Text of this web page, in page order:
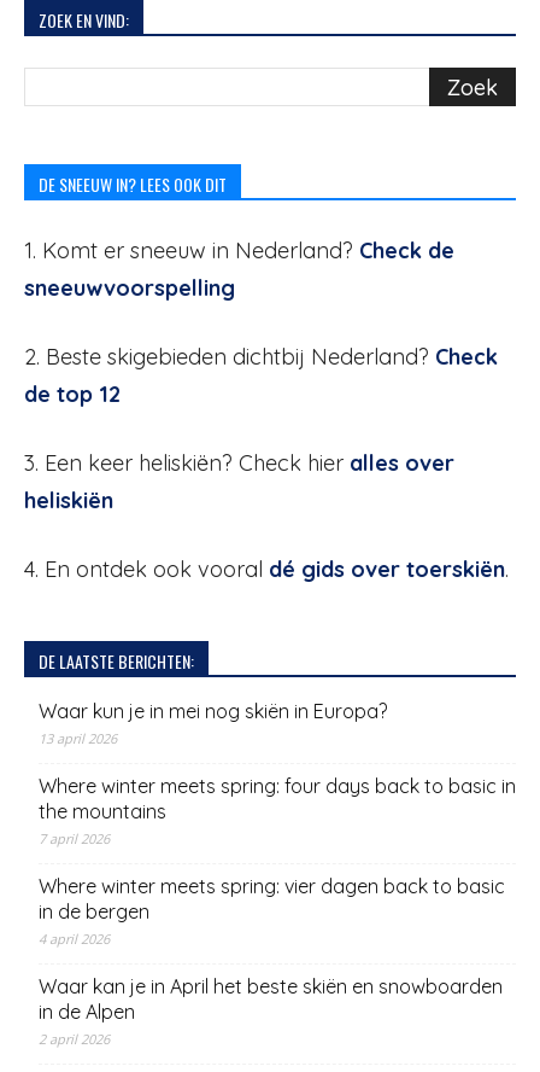
ZOEK EN VIND:
DE SNEEUW IN? LEES OOK DIT
1. Komt er sneeuw in Nederland? Check de
sneeuwvoorspelling
2. Beste skigebieden dichtbij Nederland? Check
de top 12
3. Een keer heliskiën? Check hier alles over
heliskiën
4. En ontdek ook vooral dé gids over toerskiën.
DE LAATSTE BERICHTEN:
Waar kun je in mei nog skiën in Europa?
13 april 2026
Where winter meets spring: four days back to basic in
the mountains
7 april 2026
Where winter meets spring: vier dagen back to basic
in de bergen
4 april 2026
Waar kan je in April het beste skiën en snowboarden
in de Alpen
2 april 2026